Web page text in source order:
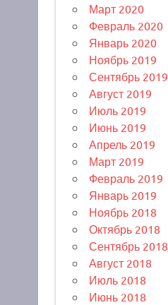
Март 2020
Февраль 2020
Январь 2020
Ноябрь 2019
Сентябрь 2019
Август 2019
Июль 2019
Июнь 2019
Апрель 2019
Март 2019
Февраль 2019
Январь 2019
Ноябрь 2018
Октябрь 2018
Сентябрь 2018
Август 2018
Июль 2018
Июнь 2018